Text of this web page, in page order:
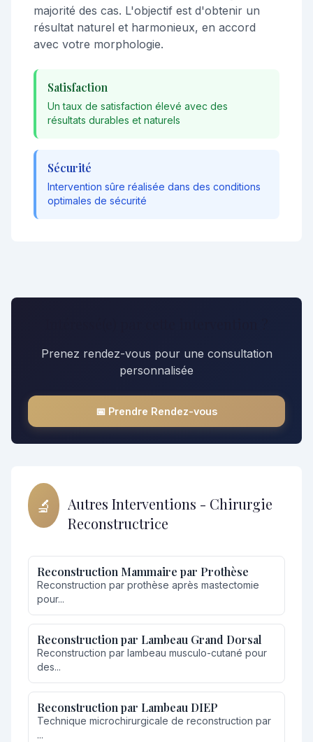
majorité des cas. L'objectif est d'obtenir un
résultat naturel et harmonieux, en accord
avec votre morphologie.
Satisfaction
Un taux de satisfaction élevé avec des
résultats durables et naturels
Sécurité
Intervention sûre réalisée dans des conditions
optimales de sécurité
Prenez rendez-vous pour une consultation
personnalisée
📅 Prendre Rendez-vous
🔬
Autres Interventions - Chirurgie
Reconstructrice
Reconstruction Mammaire par Prothèse
Reconstruction par prothèse après mastectomie
pour...
Reconstruction par Lambeau Grand Dorsal
Reconstruction par lambeau musculo-cutané pour
des...
Reconstruction par Lambeau DIEP
Technique microchirurgicale de reconstruction par
...